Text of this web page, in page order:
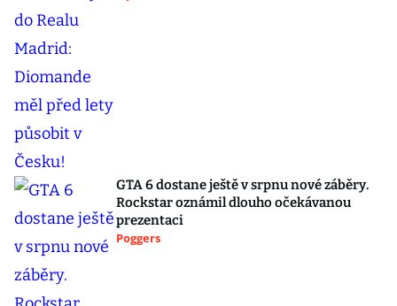
GTA 6 dostane ještě v srpnu nové záběry.
Rockstar oznámil dlouho očekávanou
prezentaci
Poggers